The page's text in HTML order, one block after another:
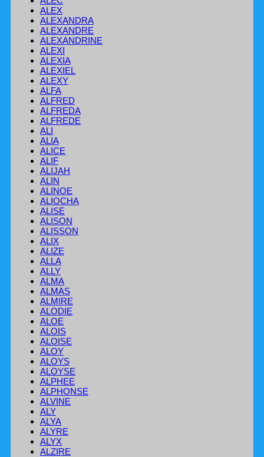
ALEX
ALEXANDRA
ALEXANDRE
ALEXANDRINE
ALEXI
ALEXIA
ALEXIEL
ALEXY
ALFA
ALFRED
ALFREDA
ALFREDE
ALI
ALIA
ALICE
ALIF
ALIJAH
ALIN
ALINOE
ALIOCHA
ALISE
ALISON
ALISSON
ALIX
ALIZE
ALLA
ALLY
ALMA
ALMAS
ALMIRE
ALODIE
ALOE
ALOIS
ALOISE
ALOY
ALOYS
ALOYSE
ALPHEE
ALPHONSE
ALVINE
ALY
ALYA
ALYRE
ALYX
ALZIRE